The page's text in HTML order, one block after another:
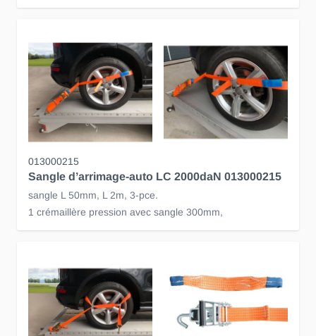
013000215
Sangle d’arrimage-auto LC 2000daN 013000215
sangle L 50mm, L 2m, 3-pce.
1 crémaillère pression avec sangle 300mm,